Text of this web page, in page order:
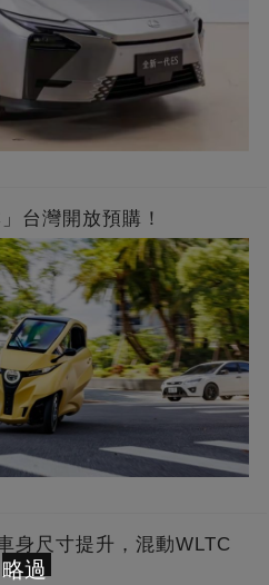
台灣開放預購！
身尺寸提升，混動WLTC
略過